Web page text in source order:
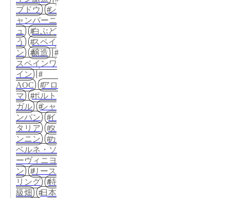
ブドウ
シ
ャンパーニ
ュ
白ぶど
う
スペイ
ン
醸造
スペインワ
イン
AOC
アロ
マ
ポルト
ガル
シャ
ンパン
イ
タリア
タ
ンニン
カ
ベルネ・ソ
ーヴィニヨ
ン
リース
リング
特
級畑
日本